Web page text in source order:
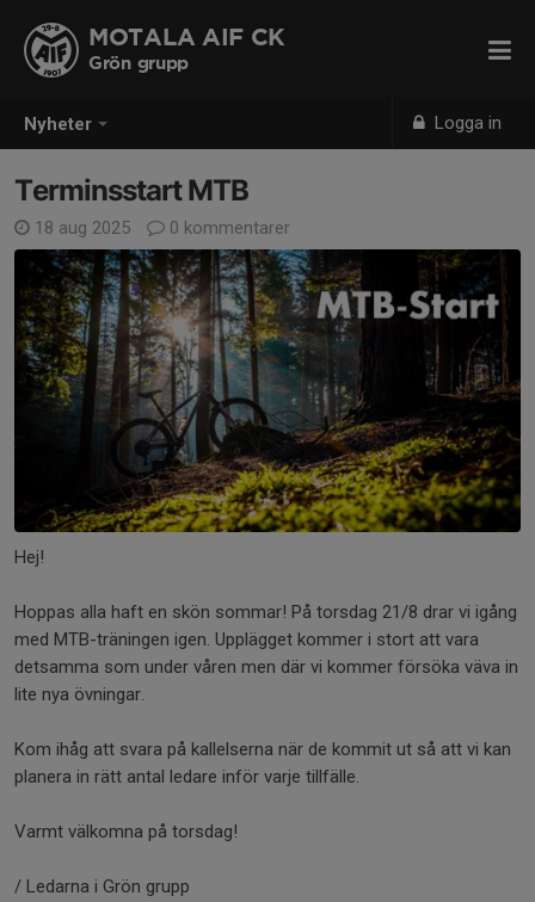
Nyheter Logga in
MOTALA AIF CK
Grön grupp
Terminsstart MTB
18 aug 2025 0 kommentarer
Hej!
Hoppas alla haft en skön sommar! På torsdag 21/8 drar vi igång
med MTB-träningen igen. Upplägget kommer i stort att vara
detsamma som under våren men där vi kommer försöka väva in
lite nya övningar.
Kom ihåg att svara på kallelserna när de kommit ut så att vi kan
planera in rätt antal ledare inför varje tillfälle.
Varmt välkomna på torsdag!
/ Ledarna i Grön grupp